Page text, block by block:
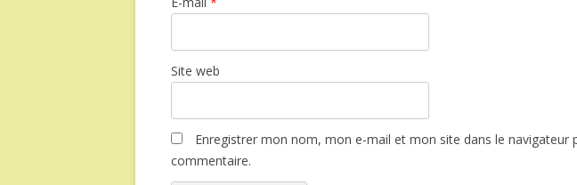
Site web
Enregistrer mon nom, mon e-mail et mon site dans le navigateur
commentaire.